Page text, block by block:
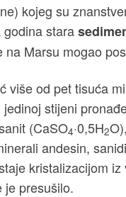
kojeg su
stara
Marsu mogao
više od pet tisuća
stijeni
(CaSO4·0,5H2
andesin,
kristalizacijom
je presušilo.